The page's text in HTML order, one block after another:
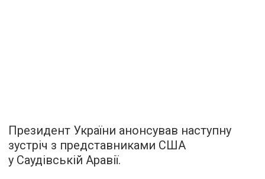
Президент України анонсував наступну
зустріч з представниками США
у Саудівській Аравії.